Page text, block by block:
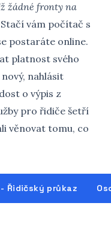
žádné fronty na
Stačí vám počítač s
postaráte online.
platnost svého
nahlásit
o výpis z
pro řidiče šetří
věnovat tomu, co
Řidičský průkaz